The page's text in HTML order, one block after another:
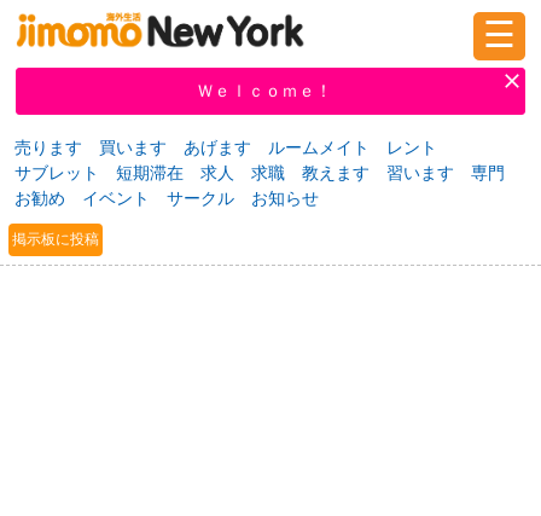
新規登録
掲示板 教えて！
☰
Ｗｅｌｃｏｍｅ！
売ります 買います あげます ルームメイト
レント
サブレット
短期滞在 求人 求職 教えます 習います
専門
お勧め
イベント サークル お知らせ
掲示板に投稿